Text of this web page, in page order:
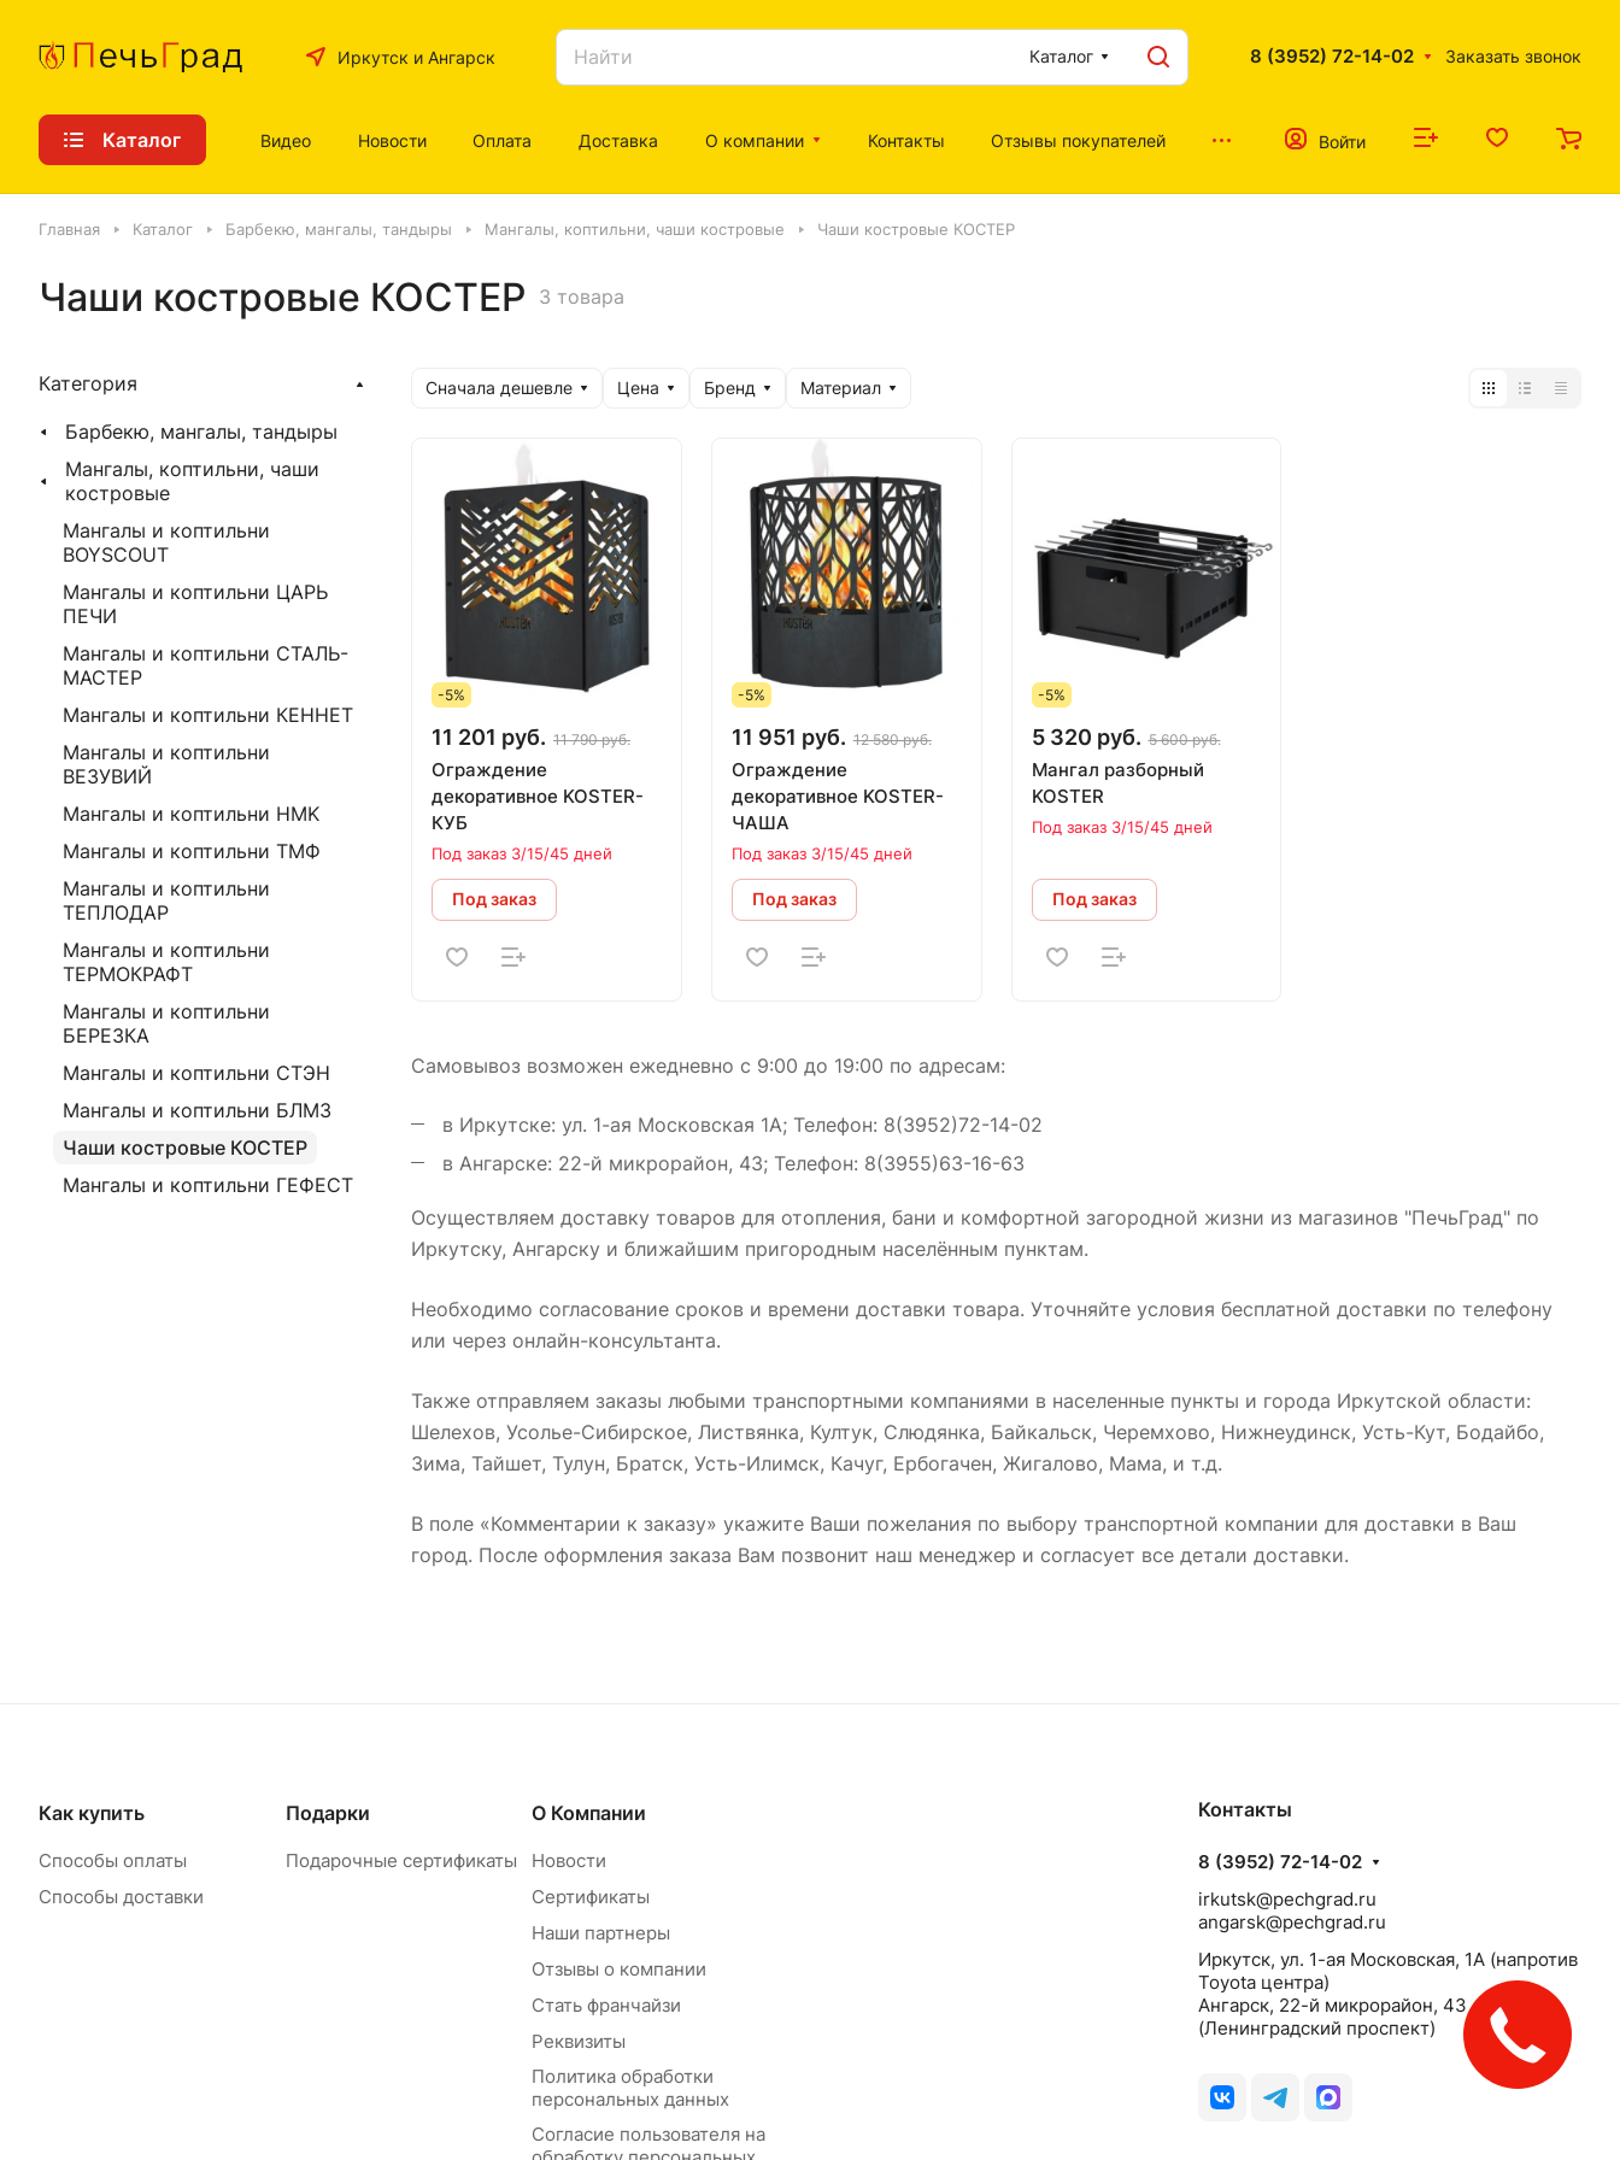
Иркутск и Ангарск Каталог 8 (3952) 72-14-02 Заказать звонок
Каталог Видео Новости Оплата Доставка О компании Контакты Отзывы покупателей Войти
Главная Каталог Барбекю, мангалы, тандыры Мангалы, коптильни, чаши костровые Чаши костровые КОСТЕР
Чаши костровые КОСТЕР 3 товара
Сначала дешевле Цена Бренд Материал
-5%
11 201 руб. 11 790 руб.
Ограждение
декоративное KOSTER-
КУБ
Под заказ 3/15/45 дней
Под заказ
-5%
11 951 руб. 12 580 руб.
Ограждение
декоративное KOSTER-
ЧАША
Под заказ 3/15/45 дней
Под заказ
-5%
5 320 руб. 5 600 руб.
Мангал разборный
KOSTER
Под заказ 3/15/45 дней
Под заказ
Самовывоз возможен ежедневно с 9:00 до 19:00 по адресам:
в Иркутске: ул. 1-ая Московская 1А; Телефон: 8(3952)72-14-02
в Ангарске: 22-й микрорайон, 43; Телефон: 8(3955)63-16-63
Осуществляем доставку товаров для отопления, бани и комфортной загородной жизни из магазинов "ПечьГрад" по
Иркутску, Ангарску и ближайшим пригородным населённым пунктам.
Необходимо согласование сроков и времени доставки товара. Уточняйте условия бесплатной доставки по телефону
или через онлайн-консультанта.
Также отправляем заказы любыми транспортными компаниями в населенные пункты и города Иркутской области:
Шелехов, Усолье-Сибирское, Листвянка, Култук, Слюдянка, Байкальск, Черемхово, Нижнеудинск, Усть-Кут, Бодайбо,
Зима, Тайшет, Тулун, Братск, Усть-Илимск, Качуг, Ербогачен, Жигалово, Мама, и т.д.
В поле «Комментарии к заказу» укажите Ваши пожелания по выбору транспортной компании для доставки в Ваш
город. После оформления заказа Вам позвонит наш менеджер и согласует все детали доставки.
Категория
Барбекю, мангалы, тандыры
Мангалы, коптильни, чаши
костровые
Мангалы и коптильни
BOYSCOUT
Мангалы и коптильни ЦАРЬ
ПЕЧИ
Мангалы и коптильни СТАЛЬ-
МАСТЕР
Мангалы и коптильни КЕННЕТ
Мангалы и коптильни
ВЕЗУВИЙ
Мангалы и коптильни HMK
Мангалы и коптильни ТМФ
Мангалы и коптильни
ТЕПЛОДАР
Мангалы и коптильни
ТЕРМОКРАФТ
Мангалы и коптильни
БЕРЕЗКА
Мангалы и коптильни СТЭН
Мангалы и коптильни БЛМЗ
Чаши костровые КОСТЕР
Мангалы и коптильни ГЕФЕСТ
Как купить
Способы оплаты
Способы доставки
Подарки
Подарочные сертификаты
О Компании
Новости
Сертификаты
Наши партнеры
Отзывы о компании
Стать франчайзи
Реквизиты
Политика обработки
персональных данных
Согласие пользователя на
Контакты
8 (3952) 72-14-02
irkutsk@pechgrad.ru
angarsk@pechgrad.ru
Иркутск, ул. 1-ая Московская, 1А (напротив
Toyota центра)
Ангарск, 22-й микрорайон, 43
(Ленинградский проспект)